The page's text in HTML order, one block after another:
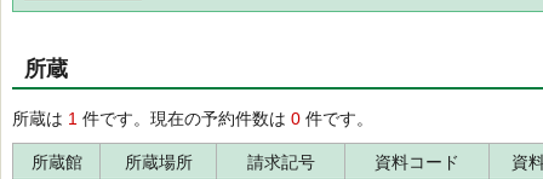
所蔵
所蔵は 1 件です。現在の予約件数は 0 件です。
所蔵館 所蔵場所 請求記号 資料コード 資